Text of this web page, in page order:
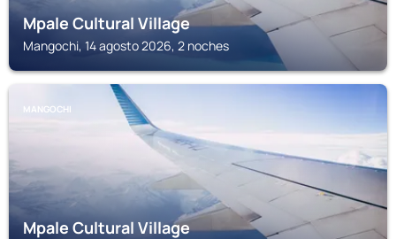
Mpale Cultural Village
Mangochi, 14 agosto 2026, 2 noches
MANGOCHI
Mpale Cultural Village